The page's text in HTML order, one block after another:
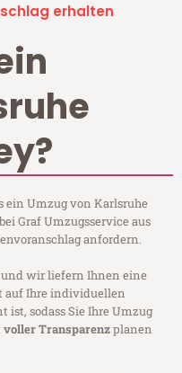
erhalten
ein Umzug von Karlsruhe
Graf Umzugsservice aus
anfordern.
und wir liefern Ihnen eine
auf Ihre individuellen
ist, sodass Sie Ihre Umzug
voller Transparenzplanen